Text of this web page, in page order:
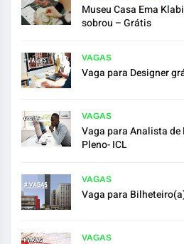
Museu Casa Ema
sobrou – Grátis
VAGAS
Vaga para Designer
VAGAS
Vaga para Analista
Pleno- ICL
VAGAS
Vaga para
VAGAS